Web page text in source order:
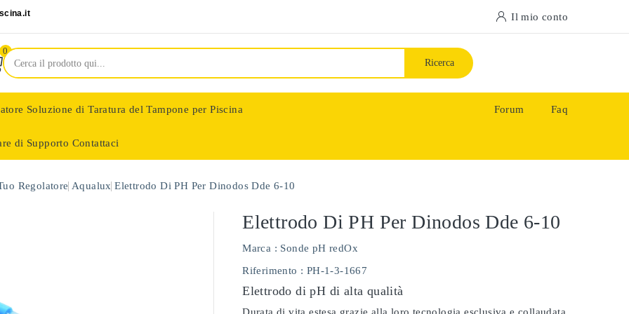
Il mio conto
0
Ricerca
Soluzione di Taratura del Tampone per Piscina
di Supporto Contattaci
Forum Faq
Regolatore Aqualux Elettrodo Di PH Per Dinodos Dde 6-10
Elettrodo Di PH Per Dinodos Dde 6-10
Marca : Sonde pH redOx
Riferimento : PH-1-3-1667
Elettrodo di pH di alta qualità